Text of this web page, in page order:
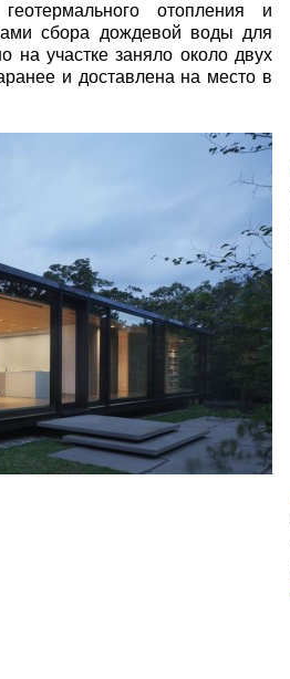
отопления и
сбора дождевой воды для
на участке заняло около двух
и доставлена на место в